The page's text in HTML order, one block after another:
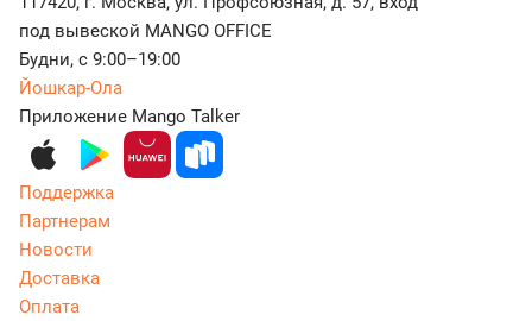
под вывеской MANGO OFFICE
Будни, с 9:00–19:00
Йошкар-Ола
Приложение Mango Talker
Поддержка
Партнерам
Новости
Доставка
Оплата